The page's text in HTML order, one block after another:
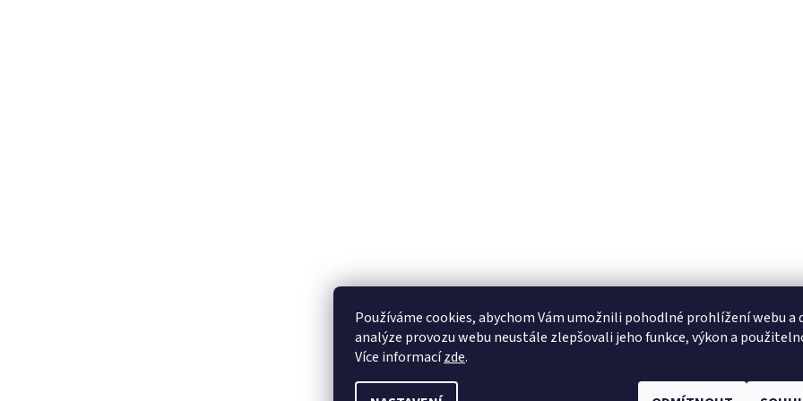
Používáme cookies, abychom Vám umožnili pohodlné prohlížení webu a
analýze provozu webu neustále zlepšovali jeho funkce, výkon a
Více informacízde.